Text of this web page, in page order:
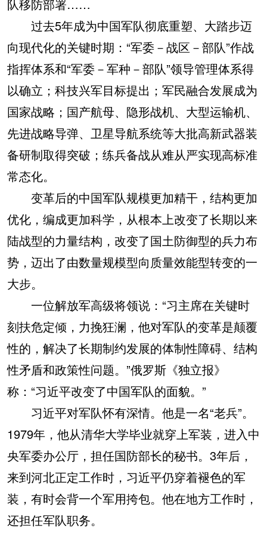
队移防部署……
过去5年成为中国军队彻底重塑、大踏步迈
向现代化的关键时期：“军委－战区－部队”作战
指挥体系和“军委－军种－部队”领导管理体系得
以确立；科技兴军目标提出；军民融合发展成为
国家战略；国产航母、隐形战机、大型运输机、
先进战略导弹、卫星导航系统等大批高新武器装
备研制取得突破；练兵备战从难从严实现高标准
常态化。
变革后的中国军队规模更加精干，结构更加
优化，编成更加科学，从根本上改变了长期以来
陆战型的力量结构，改变了国土防御型的兵力布
势，迈出了由数量规模型向质量效能型转变的一
大步。
一位解放军高级将领说：“习主席在关键时
刻扶危定倾，力挽狂澜，他对军队的变革是颠覆
性的，解决了长期制约发展的体制性障碍、结构
性矛盾和政策性问题。”俄罗斯《独立报》
称：“习近平改变了中国军队的面貌。”
习近平对军队怀有深情。他是一名“老兵”。
1979年，他从清华大学毕业就穿上军装，进入中
央军委办公厅，担任国防部长的秘书。3年后，
来到河北正定工作时，习近平仍穿着褪色的军
装，有时会背一个军用挎包。他在地方工作时，
还担任军队职务。